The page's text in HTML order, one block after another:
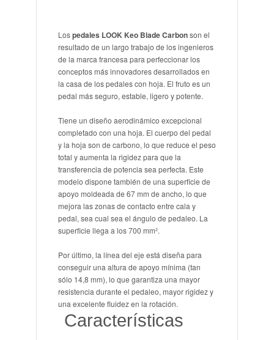
Lospedales LOOK Keo Blade Carbonson el
resultado de un largo trabajo de los ingenieros
de la marca francesa para perfeccionar los
conceptos más innovadores desarrollados en
la casa de los pedales con hoja. El fruto es un
pedal más seguro, estable, ligero y potente.
Tiene un diseño aerodinámico excepcional
completado con una hoja. El cuerpo del pedal
y la hoja son de carbono, lo que reduce el peso
total y aumenta la rigidez para que la
transferencia de potencia sea perfecta. Este
modelo dispone también de una superficie de
apoyo moldeada de 67 mm de ancho, lo que
mejora las zonas de contacto entre cala y
pedal, sea cual sea el ángulo de pedaleo. La
superficie llega a los 700 mm².
Por último, la línea del eje está diseña para
conseguir una altura de apoyo mínima (tan
sólo 14,8 mm), lo que garantiza una mayor
resistencia durante el pedaleo, mayor rigidez y
una excelente fluidez en la rotación.
Características